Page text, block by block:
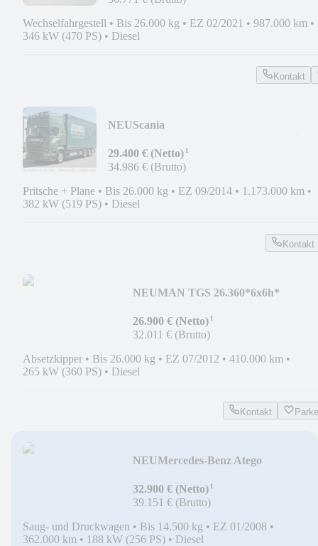
Wechselfahrgestell • Bis 26.000 kg • EZ 02/2021 • 987.000 km •
346 kW (470 PS) • Diesel
Kontakt
NEUScania
29.400 € (Netto)¹
34.986 € (Brutto)
Pritsche + Plane • Bis 26.000 kg • EZ 09/2014 • 1.173.000 km •
382 kW (519 PS) • Diesel
Kontakt
NEUMAN TGS 26.360*6x6h*
26.900 € (Netto)¹
32.011 € (Brutto)
Absetzkipper • Bis 26.000 kg • EZ 07/2012 • 410.000 km •
265 kW (360 PS) • Diesel
Kontakt
NEUMercedes-Benz Atego
ltr*
32.900 € (Netto)¹
39.151 € (Brutto)
Saug- und Druckwagen • Bis 14.500 kg • EZ 01/2008 •
362.000 km • 188 kW (256 PS) • Diesel